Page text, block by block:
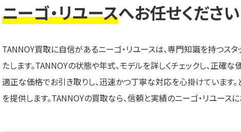
ニーゴ・リユースへお任せください
TANNOY買取に自信があるニーゴ・リユースは、専門知識を持つス
たします。TANNOYの状態や年式、モデルを詳しくチェックし、正確
適正な価格でお引き取りし、迅速かつ丁寧な対応を心掛けています
を提供します。TANNOYの買取なら、信頼と実績のニーゴ・リユースに